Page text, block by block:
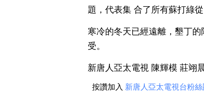
題，代表集 合了所有蘇打綠
寒冷的冬天已經遠離，墾丁
受。
新唐人亞太電視 陳輝模 莊翊
按讚加入 新唐人亞太電視台粉絲